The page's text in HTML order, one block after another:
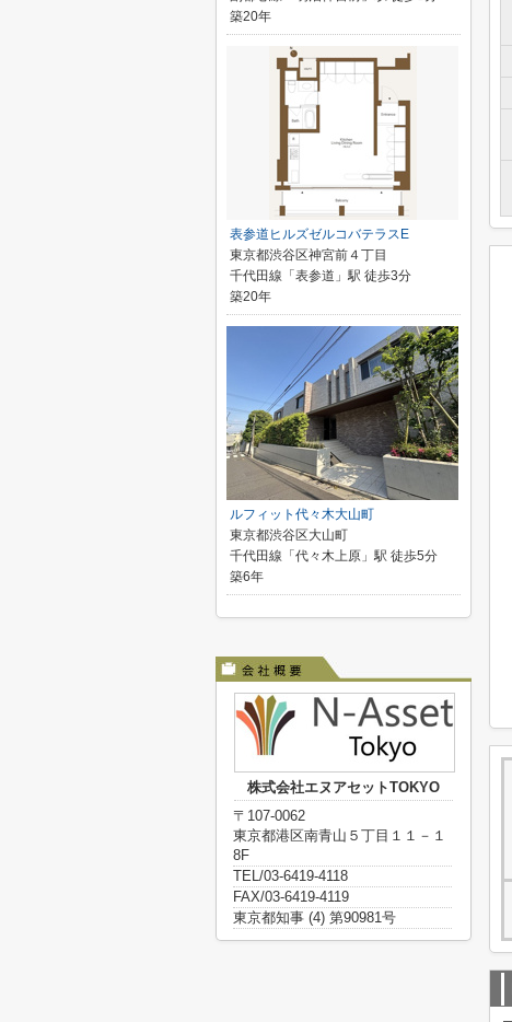
築20年
表参道ヒルズゼルコバテラスE
東京都渋谷区神宮前４丁目
千代田線「表参道」駅 徒歩3分
築20年
ルフィット代々木大山町
東京都渋谷区大山町
千代田線「代々木上原」駅 徒歩5分
築6年
株式会社エヌアセットTOKYO
〒107-0062
東京都港区南青山５丁目１１－１
8F
TEL/03-6419-4118
FAX/03-6419-4119
東京都知事 (4) 第90981号